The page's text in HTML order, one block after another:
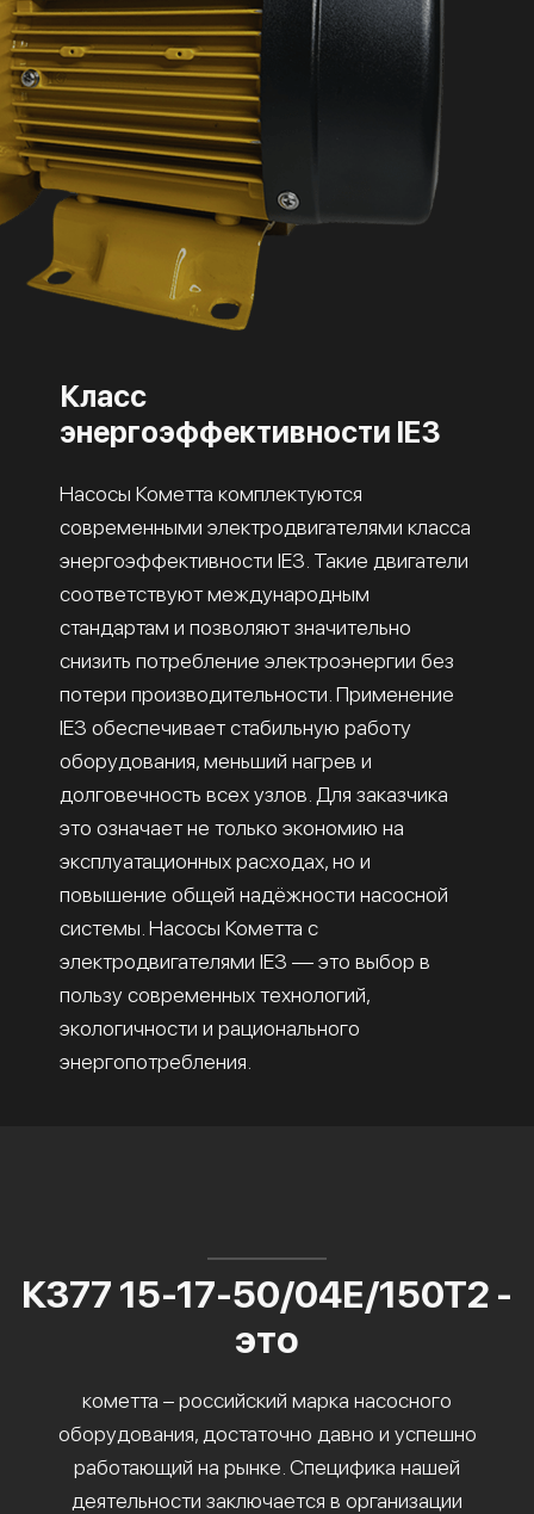
Класс
энергоэффективности IE3
Насосы Кометта комплектуются
современными электродвигателями класса
энергоэффективности IE3. Такие двигатели
соответствуют международным
стандартам и позволяют значительно
снизить потребление электроэнергии без
потери производительности. Применение
IE3 обеспечивает стабильную работу
оборудования, меньший нагрев и
долговечность всех узлов. Для заказчика
это означает не только экономию на
эксплуатационных расходах, но и
повышение общей надёжности насосной
системы. Насосы Кометта с
электродвигателями IE3 — это выбор в
пользу современных технологий,
экологичности и рационального
энергопотребления.
К377 15-17-50/04Е/150Т2 -
это
кометта – российский марка насосного
оборудования, достаточно давно и успешно
работающий на рынке. Специфика нашей
деятельности заключается в организации